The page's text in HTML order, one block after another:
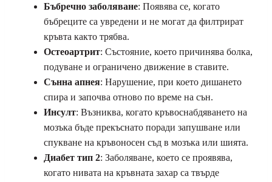
Бъбречно заболяване: Появява се, когато
бъбреците са увредени и не могат да филтрират
кръвта както трябва.
Остеоартрит: Състояние, което причинява болка,
подуване и ограничено движение в ставите.
Сънна апнея: Нарушение, при което дишането
спира и започва отново по време на сън.
Инсулт: Възниква, когато кръвоснабдяването на
мозъка бъде прекъснато поради запушване или
спукване на кръвоносен съд в мозъка или шията.
Диабет тип 2: Заболяване, което се проявява,
когато нивата на кръвната захар са твърде